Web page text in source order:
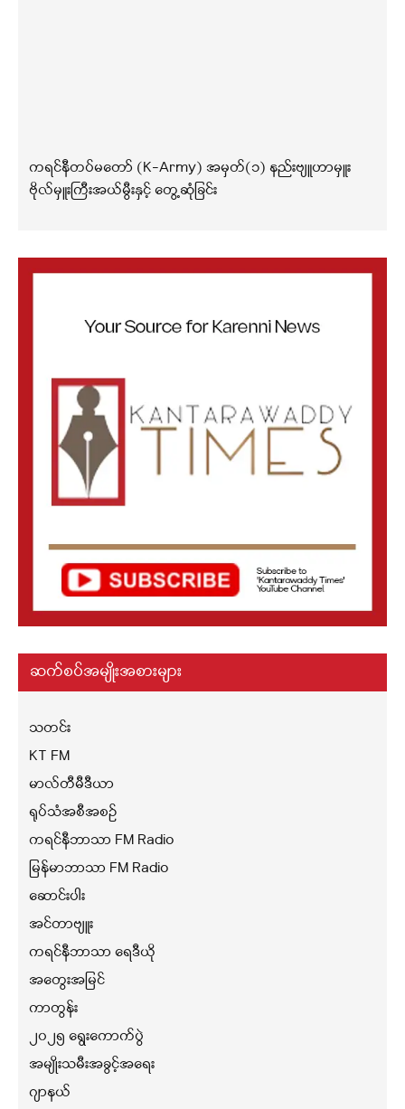
ကရင်နီတပ်မတော် (K-Army) အမှတ်(၁) နည်းဗျူဟာမှူး
ဗိုလ်မှူးကြီးအယ်မွီးနှင့် တွေ့ဆုံခြင်း
ဆက်စပ်အမျိုးအစားများ
သတင်း
KT FM
မာလ်တီမီဒီယာ
ရုပ်သံအစီအစဉ်
ကရင်နီဘာသာ FM Radio
မြန်မာဘာသာ FM Radio
ဆောင်းပါး
အင်တာဗျူး
ကရင်နီဘာသာ ရေဒီယို
အတွေးအမြင်
ကာတွန်း
၂၀၂၅ ရွေးကောက်ပွဲ
အမျိုးသမီးအခွင့်အရေး
ဂျာနယ်